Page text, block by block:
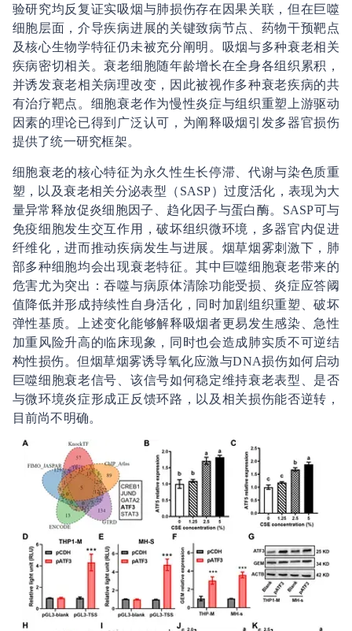
验研究均反复证实吸烟与肺损伤存在因果关联，但在巨噬
细胞层面，介导疾病进展的关键致病节点、药物干预靶点
及核心生物学特征仍未被充分阐明。吸烟与多种衰老相关
疾病密切相关。衰老细胞随年龄增长在全身各组织累积，
并诱发衰老相关病理改变，因此被视作多种衰老疾病的共
有治疗靶点。细胞衰老作为慢性炎症与组织重塑上游驱动
因素的理论已得到广泛认可，为阐释吸烟引发多器官损伤
提供了统一研究框架。
细胞衰老的核心特征为永久性生长停滞、代谢与染色质重
塑，以及衰老相关分泌表型（SASP）过度活化，表现为大
量异常释放促炎细胞因子、趋化因子与蛋白酶。SASP可与
免疫细胞发生交互作用，破坏组织微环境，多器官内促进
纤维化，进而推动疾病发生与进展。烟草烟雾刺激下，肺
部多种细胞均会出现衰老特征。其中巨噬细胞衰老带来的
危害尤为突出：吞噬与病原体清除功能受损、炎症应答阈
值降低并形成持续性自身活化，同时加剧组织重塑、破坏
弹性基质。上述变化能够解释吸烟者更易发生感染、急性
加重风险升高的临床现象，同时也会造成肺实质不可逆结
构性损伤。但烟草烟雾诱导氧化应激与DNA损伤如何启动
巨噬细胞衰老信号、该信号如何稳定维持衰老表型、是否
与微环境炎症形成正反馈环路，以及相关损伤能否逆转，
目前尚不明确。